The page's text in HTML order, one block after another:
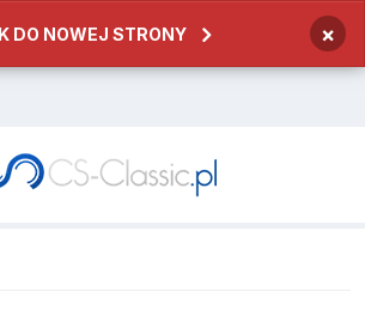
DO NOWEJ STRONY ×